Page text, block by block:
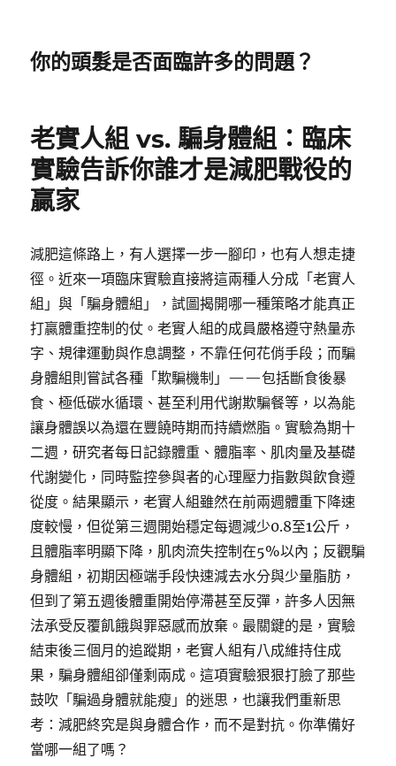
你的頭髮是否面臨許多的問題？
老實人組 vs. 騙身體組：臨床
實驗告訴你誰才是減肥戰役的
贏家
減肥這條路上，有人選擇一步一腳印，也有人想走捷
徑。近來一項臨床實驗直接將這兩種人分成「老實人
組」與「騙身體組」，試圖揭開哪一種策略才能真正
打贏體重控制的仗。老實人組的成員嚴格遵守熱量赤
字、規律運動與作息調整，不靠任何花俏手段；而騙
身體組則嘗試各種「欺騙機制」——包括斷食後暴
食、極低碳水循環、甚至利用代謝欺騙餐等，以為能
讓身體誤以為還在豐饒時期而持續燃脂。實驗為期十
二週，研究者每日記錄體重、體脂率、肌肉量及基礎
代謝變化，同時監控參與者的心理壓力指數與飲食遵
從度。結果顯示，老實人組雖然在前兩週體重下降速
度較慢，但從第三週開始穩定每週減少0.8至1公斤，
且體脂率明顯下降，肌肉流失控制在5%以內；反觀騙
身體組，初期因極端手段快速減去水分與少量脂肪，
但到了第五週後體重開始停滯甚至反彈，許多人因無
法承受反覆飢餓與罪惡感而放棄。最關鍵的是，實驗
結束後三個月的追蹤期，老實人組有八成維持住成
果，騙身體組卻僅剩兩成。這項實驗狠狠打臉了那些
鼓吹「騙過身體就能瘦」的迷思，也讓我們重新思
考：減肥終究是與身體合作，而不是對抗。你準備好
當哪一組了嗎？